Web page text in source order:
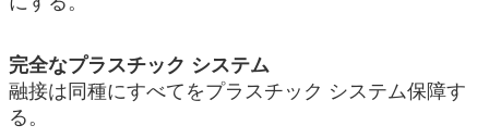
完全なプラスチック システム
融接は同種にすべてをプラスチック システム保障す
る。